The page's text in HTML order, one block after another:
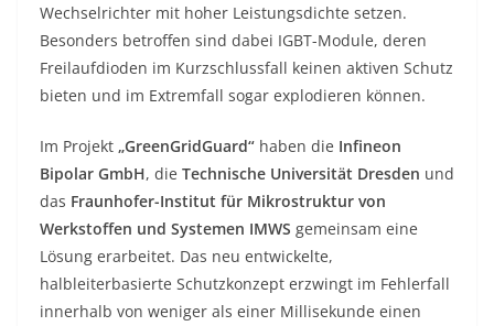
Wechselrichter mit hoher Leistungsdichte setzen.
Besonders betroffen sind dabei IGBT-Module, deren
Freilaufdioden im Kurzschlussfall keinen aktiven Schutz
bieten und im Extremfall sogar explodieren können.
Im Projekt „GreenGridGuard“ haben die Infineon
Bipolar GmbH, die Technische Universität Dresden und
das Fraunhofer-Institut für Mikrostruktur von
Werkstoffen und Systemen IMWS gemeinsam eine
Lösung erarbeitet. Das neu entwickelte,
halbleiterbasierte Schutzkonzept erzwingt im Fehlerfall
innerhalb von weniger als einer Millisekunde einen